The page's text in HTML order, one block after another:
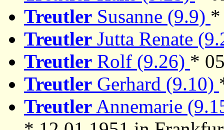
Treutler Susanne (9.9) *
Treutler Jutta Renate
Treutler Rolf (9.26) *
Treutler Gerhard (9.10)
Treutler Annemarie